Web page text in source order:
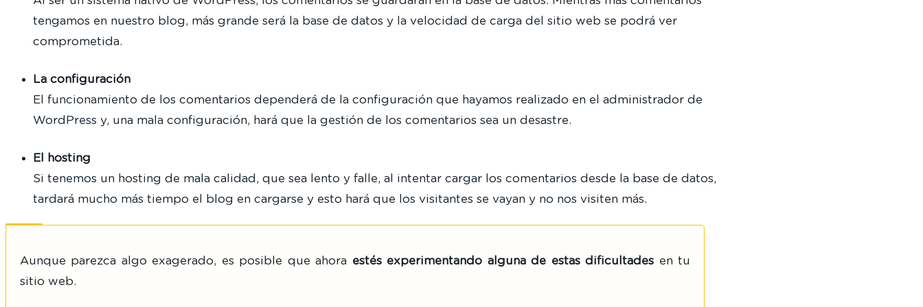
tengamos en nuestro blog, más grande será la base de datos y la velocidad de carga del sitio web se podrá ver
comprometida.
La configuración
El funcionamiento de los comentarios dependerá de la configuración que hayamos realizado en el administrador de
WordPress y, una mala configuración, hará que la gestión de los comentarios sea un desastre.
El hosting
Si tenemos un hosting de mala calidad, que sea lento y falle, al intentar cargar los comentarios desde la base de datos,
tardará mucho más tiempo el blog en cargarse y esto hará que los visitantes se vayan y no nos visiten más.
Aunque parezca algo exagerado, es posible que ahora estés experimentando alguna de estas dificultades en tu
sitio web.